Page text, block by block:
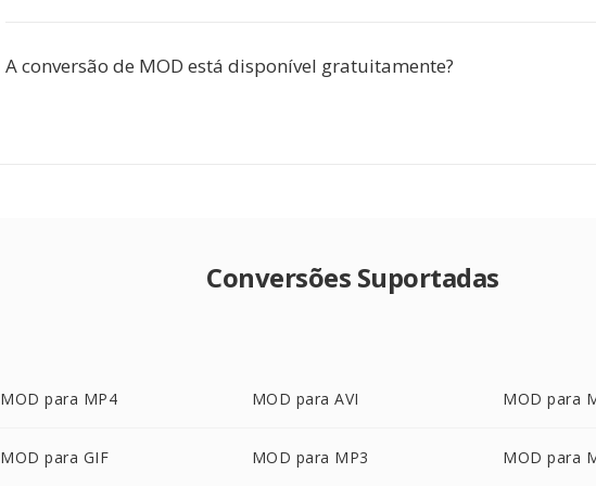
A conversão de MOD está disponível gratuitamente?
Conversões Suportadas
MOD para MP4 MOD para AVI MOD para
MOD para GIF MOD para MP3 MOD para